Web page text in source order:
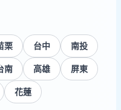
栗 台中
南投
南 高雄
屏東
花蓮